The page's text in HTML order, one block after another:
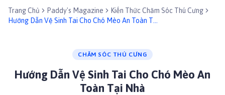
Trang Chủ Paddy's Magazine
Kiến Thức Chăm Sóc Thú Cưng
Hướng Dẫn Vệ Sinh Tai Cho Chó Mèo An Toàn Tại
CHĂM SÓC THÚ CƯNG
Hướng Dẫn Vệ Sinh Tai Cho Chó Mèo An
Toàn Tại Nhà